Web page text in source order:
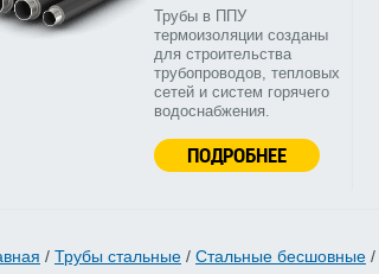
Трубы в ППУ
термоизоляции созданы
для строительства
трубопроводов, тепловых
сетей и систем горячего
водоснабжения.
ПОДРОБНЕЕ
/ Трубы стальные / Стальные бесшовные /